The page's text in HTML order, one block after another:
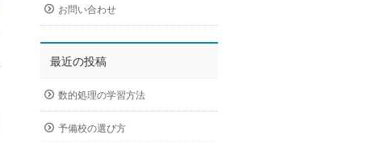
お問い合わせ
最近の投稿
数的処理の学習方法
予備校の選び方